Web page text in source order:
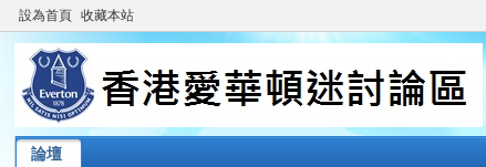
設為首頁 收藏本站
論壇